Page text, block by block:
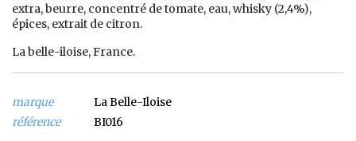
extra, beurre, concentré de tomate, eau, whisky (2,4%),
épices, extrait de citron.
La belle-iloise, France.
marque
La Belle-Iloise
référence
BI016